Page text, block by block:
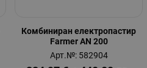
Комбиниран електропастир
Farmer AN 200
Арт.№: 582904